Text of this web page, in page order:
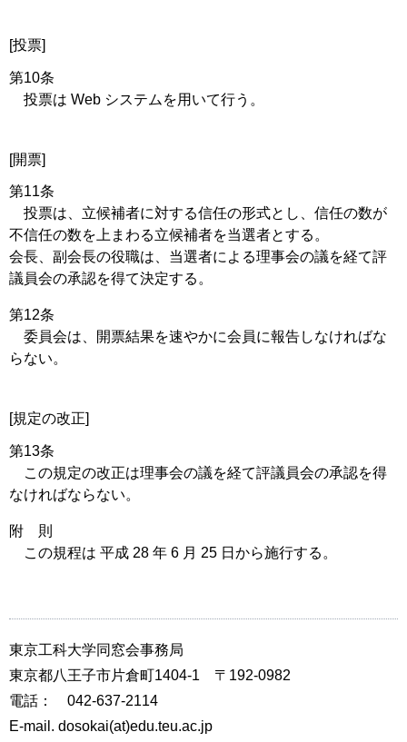
[投票]
第10条
投票は Web システムを用いて行う。
[開票]
第11条
投票は、立候補者に対する信任の形式とし、信任の数が
不信任の数を上まわる立候補者を当選者とする。
会長、副会長の役職は、当選者による理事会の議を経て評
議員会の承認を得て決定する。
第12条
委員会は、開票結果を速やかに会員に報告しなければな
らない。
[規定の改正]
第13条
この規定の改正は理事会の議を経て評議員会の承認を得
なければならない。
附 則
この規程は 平成 28 年 6 月 25 日から施行する。
東京工科大学同窓会事務局
東京都八王子市片倉町1404-1 〒192-0982
電話： 042-637-2114
E-mail. dosokai(at)edu.teu.ac.jp